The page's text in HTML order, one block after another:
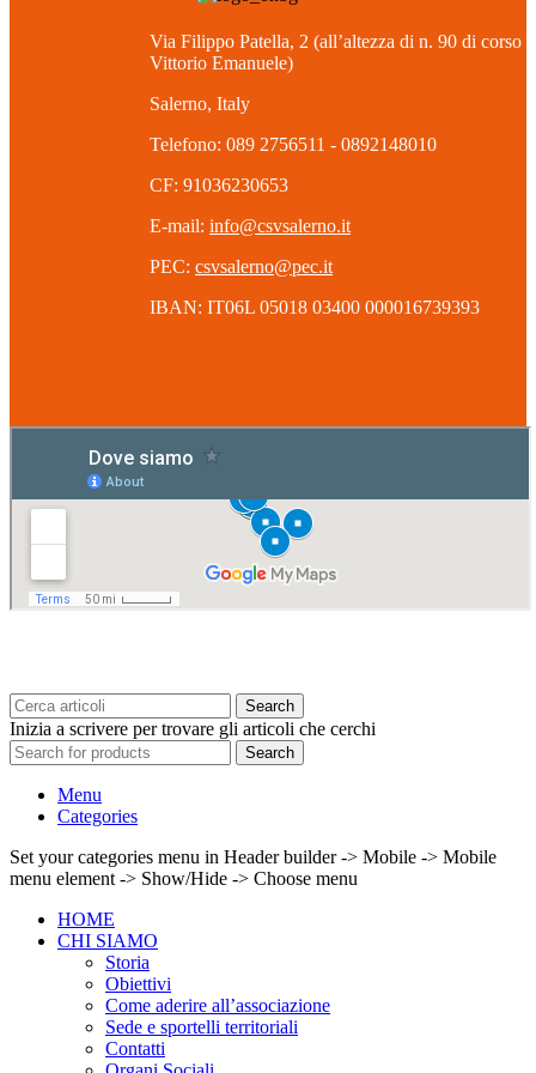
Via Filippo Patella, 2 (all’altezza di n. 90 di corso
Vittorio Emanuele)
Salerno, Italy
Telefono: 089 2756511 - 0892148010
CF: 91036230653
E-mail: info@csvsalerno.it
PEC: csvsalerno@pec.it
IBAN: IT06L 05018 03400 000016739393
Search
Inizia a scrivere per trovare gli articoli che cerchi
Search
Menu
Categories
Set your categories menu in Header builder -> Mobile -> Mobile
menu element -> Show/Hide -> Choose menu
HOME
CHI SIAMO
Storia
Obiettivi
Come aderire all’associazione
Sede e sportelli territoriali
Contatti